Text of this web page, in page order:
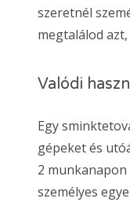
szeretnél
megtalálod
Valódi
Egy
gépeket és
2
személyes